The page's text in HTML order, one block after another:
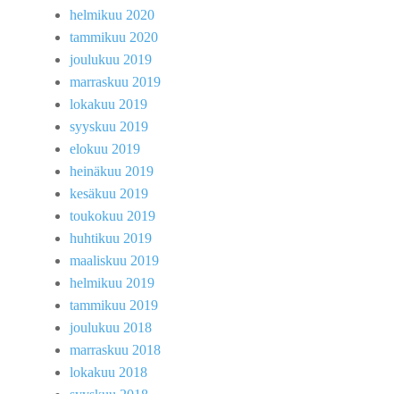
helmikuu 2020
tammikuu 2020
joulukuu 2019
marraskuu 2019
lokakuu 2019
syyskuu 2019
elokuu 2019
heinäkuu 2019
kesäkuu 2019
toukokuu 2019
huhtikuu 2019
maaliskuu 2019
helmikuu 2019
tammikuu 2019
joulukuu 2018
marraskuu 2018
lokakuu 2018